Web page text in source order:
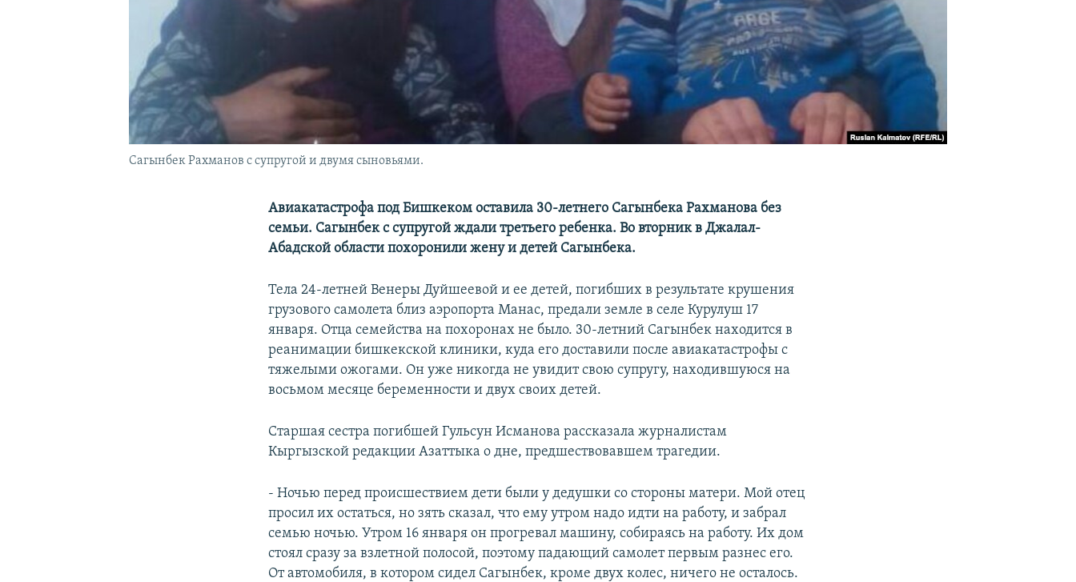
Сагынбек Рахманов с супругой и двумя сыновьями.
Авиакатастрофа под Бишкеком оставила 30-летнего Сагынбека Рахманова без
семьи. Сагынбек с супругой ждали третьего ребенка. Во вторник в Джалал-
Абадской области похоронили жену и детей Сагынбека.
Тела 24-летней Венеры Дуйшеевой и ее детей, погибших в результате крушения
грузового самолета близ аэропорта Манас, предали земле в селе Курулуш 17
января. Отца семейства на похоронах не было. 30-летний Сагынбек находится в
реанимации бишкекской клиники, куда его доставили после авиакатастрофы с
тяжелыми ожогами. Он уже никогда не увидит свою супругу, находившуюся на
восьмом месяце беременности и двух своих детей.
Старшая сестра погибшей Гульсун Исманова рассказала журналистам
Кыргызской редакции Азаттыка о дне, предшествовавшем трагедии.
- Ночью перед происшествием дети были у дедушки со стороны матери. Мой отец
просил их остаться, но зять сказал, что ему утром надо идти на работу, и забрал
семью ночью. Утром 16 января он прогревал машину, собираясь на работу. Их дом
стоял сразу за взлетной полосой, поэтому падающий самолет первым разнес его.
От автомобиля, в котором сидел Сагынбек, кроме двух колес, ничего не осталось.